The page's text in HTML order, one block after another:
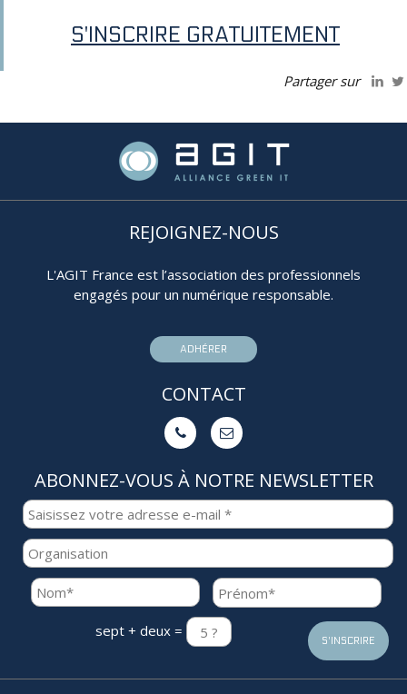
S'INSCRIRE GRATUITEMENT
Partager sur
REJOIGNEZ-NOUS
L'AGIT France est l’association des professionnels
engagés pour un numérique responsable.
ADHÉRER
CONTACT
 
ABONNEZ-VOUS À NOTRE NEWSLETTER
sept + deux =